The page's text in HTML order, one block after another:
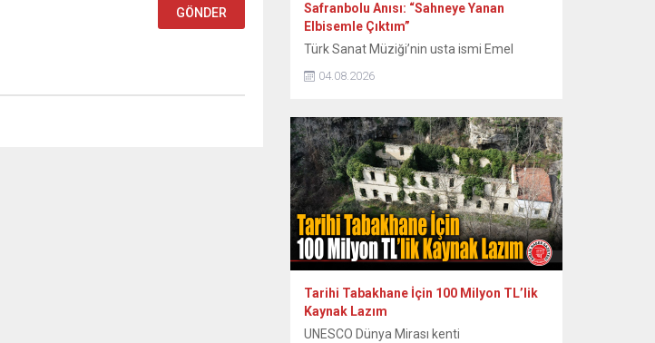
Safranbolu Anısı: “Sahneye Yanan
Elbisemle Çıktım”
Türk Sanat Müziği’nin usta ismi Emel
verdiği konserde sahne kostümünün
zor anları ve sonrasındaki renkli diyalogları
yıllar sonra paylaştı. Dönemin Safranbolu
Belediye Başkanı Mustafa Eren’in davetiyle
konser vermek üzere Safranbolu’ya gelen
ünlü sanatçı Emel Sayın, konakladığı tarihi
konakta sahne hazırlığı yaparken...
04.08.2026
Tarihi Tabakhane İçin 100 Milyon TL’lik
Kaynak Lazım
UNESCO Dünya Mirası kenti